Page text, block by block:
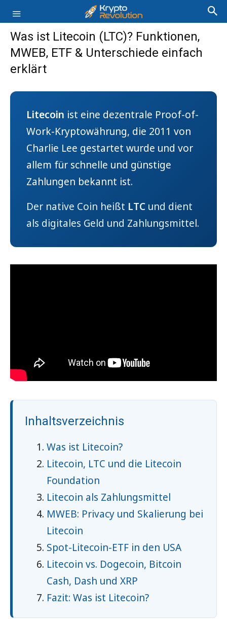
Was ist Litecoin (LTC)? Funktionen,
MWEB, ETF & Unterschiede einfach
erklärt
Litecoin ist eine dezentrale Proof-of-
Work-Kryptowährung, die 2011 von
Charlie Lee gestartet wurde und vor
allem für schnelle und günstige
Zahlungen bekannt ist.
Der native Coin heißt LTC und dient
als digitales Geld und Zahlungsmittel.
Inhaltsverzeichnis
Was ist Litecoin?
Litecoin, LTC und die Litecoin
Foundation
Litecoin als Zahlungsmittel
MWEB: Privacy und Skalierung bei
Litecoin
Spot-Litecoin-ETF in den USA
Litecoin vs. Dogecoin, Bitcoin
Cash, Dash und XRP
Fazit: Was ist Litecoin?